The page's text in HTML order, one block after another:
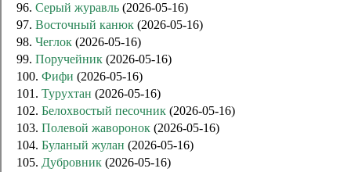
96. Серый журавль (2026-05-16)
97. Восточный канюк (2026-05-16)
98. Чеглок (2026-05-16)
99. Поручейник (2026-05-16)
100. Фифи (2026-05-16)
101. Турухтан (2026-05-16)
102. Белохвостый песочник (2026-05-16)
103. Полевой жаворонок (2026-05-16)
104. Буланый жулан (2026-05-16)
105. Дубровник (2026-05-16)